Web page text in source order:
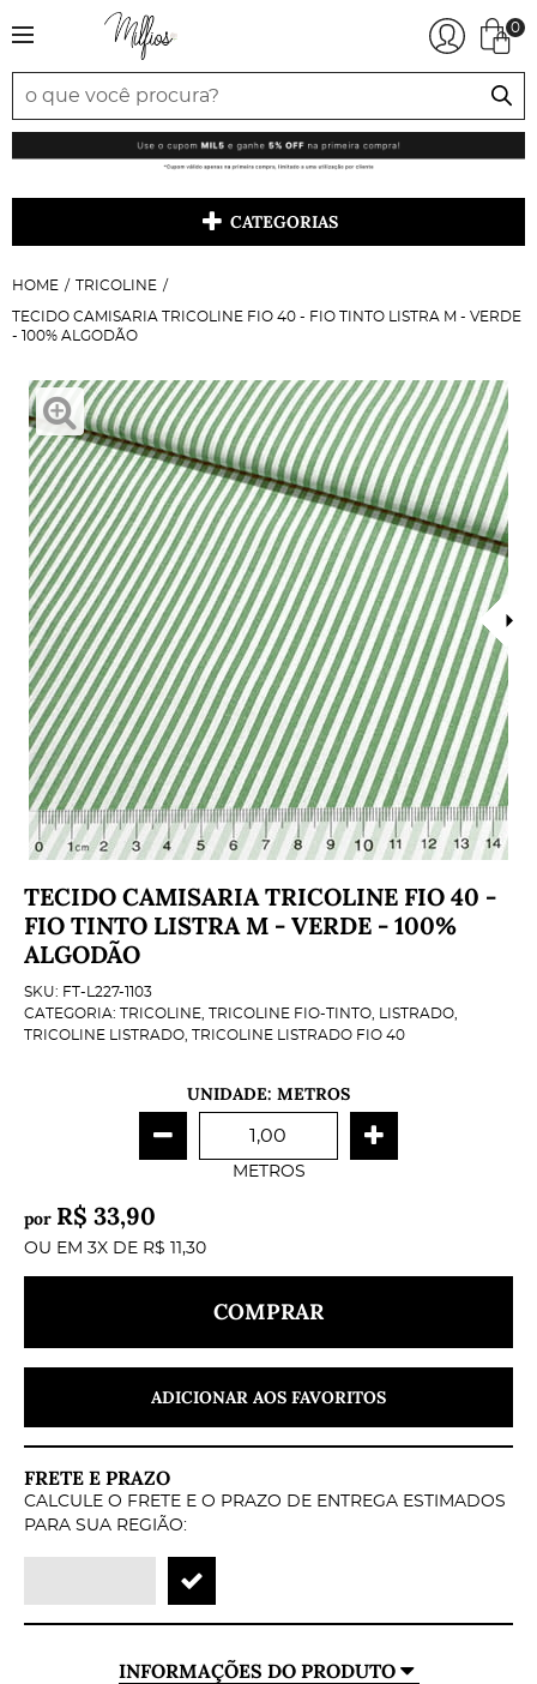
0
CATEGORIAS
HOME TRICOLINE
TECIDO CAMISARIA TRICOLINE FIO 40 - FIO TINTO LISTRA M - VERDE
- 100% ALGODÃO
TECIDO CAMISARIA TRICOLINE FIO 40 -
FIO TINTO LISTRA M - VERDE - 100%
ALGODÃO
SKU: FT-L227-1103
CATEGORIA: TRICOLINE TRICOLINE FIO-TINTO LISTRADO
TRICOLINE LISTRADO TRICOLINE LISTRADO FIO 40
UNIDADE: METROS
METROS
por R$ 33,90
OU EM 3X DE R$ 11,30
COMPRAR
ADICIONAR AOS FAVORITOS
FRETE E PRAZO
CALCULE O FRETE E O PRAZO DE ENTREGA ESTIMADOS
PARA SUA REGIÃO:
INFORMAÇÕES DO PRODUTO